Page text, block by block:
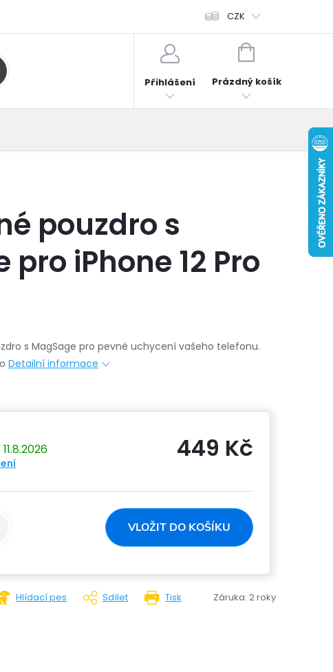
Hodnocení obchodu
CZK
Přihlášení
NÁKUPNÍ
Prázdný košík
pouzdro s
pro iPhone 12 Pro
s MagSage pro pevné uchycení vašeho telefonu.
Detailní informace
11.8.2026 449 Kč
cena:
VLOŽIT DO KOŠÍKU
Tisk
Hlídací pes Sdílet Záruka: 2 roky